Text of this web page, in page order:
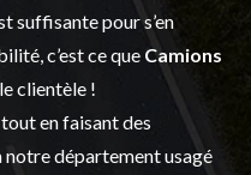
suffisante pour s’en
c’est ce que Camions
clientèle !
en faisant des
notredépartement usagé